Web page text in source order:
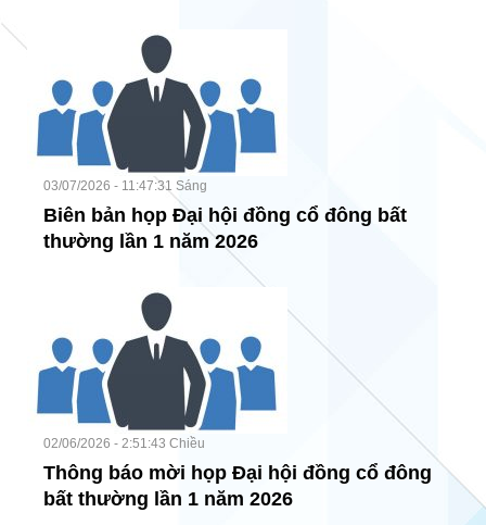
03/07/2026 - 11:47:31 Sáng
Biên bản họp Đại hội đồng cổ đông bất
thường lần 1 năm 2026
02/06/2026 - 2:51:43 Chiều
Thông báo mời họp Đại hội đồng cổ đông
bất thường lần 1 năm 2026